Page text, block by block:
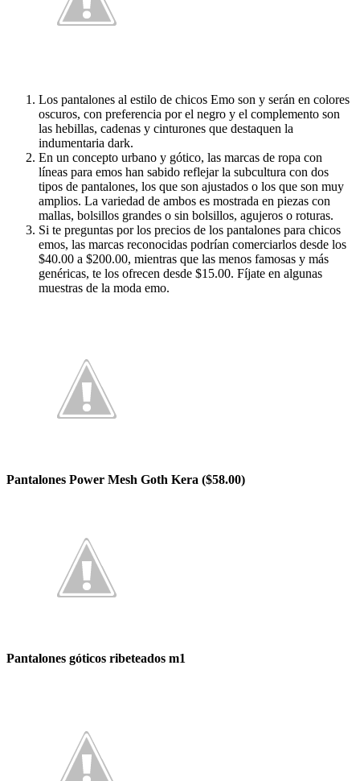
Los pantalones al estilo de chicos Emo son y serán en colores
oscuros, con preferencia por el negro y el complemento son
las hebillas, cadenas y cinturones que destaquen la
indumentaria dark.
En un concepto urbano y gótico, las marcas de ropa con
líneas para emos han sabido reflejar la subcultura con dos
tipos de pantalones, los que son ajustados o los que son muy
amplios. La variedad de ambos es mostrada en piezas con
mallas, bolsillos grandes o sin bolsillos, agujeros o roturas.
Si te preguntas por los precios de los pantalones para chicos
emos, las marcas reconocidas podrían comerciarlos desde los
$40.00 a $200.00, mientras que las menos famosas y más
genéricas, te los ofrecen desde $15.00. Fíjate en algunas
muestras de la moda emo.
Pantalones Power Mesh Goth Kera ($58.00)
Pantalones góticos ribeteados m1